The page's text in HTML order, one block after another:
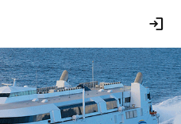
login